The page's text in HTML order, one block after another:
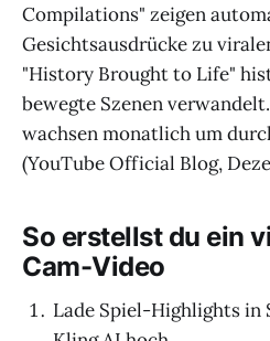
Compilations" zeigen
Gesichtsausdrücke zu
"History Brought to Life"
bewegte Szenen
wachsen monatlich um
(YouTube Official Blog,
So erstellst du ein
Cam-Video
Lade Spiel-Highlights in